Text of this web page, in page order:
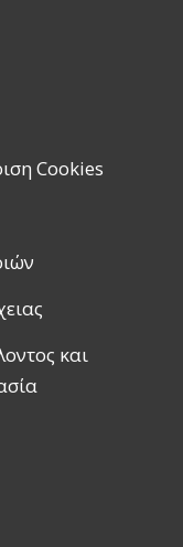
Cookies
και